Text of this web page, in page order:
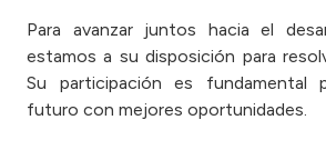
Para avanzar juntos hacia el
estamos a su disposición para
Su participación es fundamental
futuro con mejores oportunidades.